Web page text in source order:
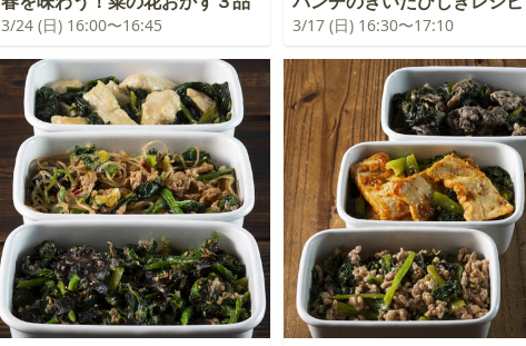
3/24 (日) 16:00〜16:45 3/17 (日) 16:30〜17:10